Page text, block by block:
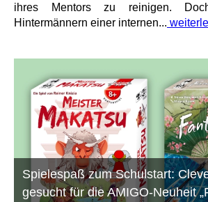
ihres Mentors zu reinigen.
Hintermännern einer internen...
Spielespaß zum Schulstart:
gesucht für die AMIGO-Neuheit